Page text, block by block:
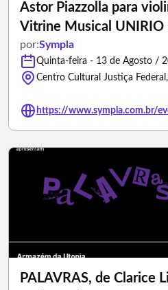
Astor Piazzolla para
Vitrine Musical
por:Sympla
Quinta-feira - 13 de Agosto /
PALAVRAS, de Clarice